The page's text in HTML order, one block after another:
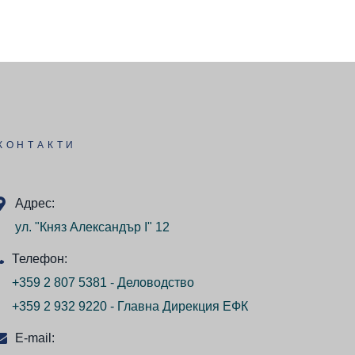
Адрес:
ул. "Княз Александър I" 12
Телефон:
+359 2 807 5381 - Деловодство
+359 2 932 9220 - Главна Дирекция ЕФК
E-mail: